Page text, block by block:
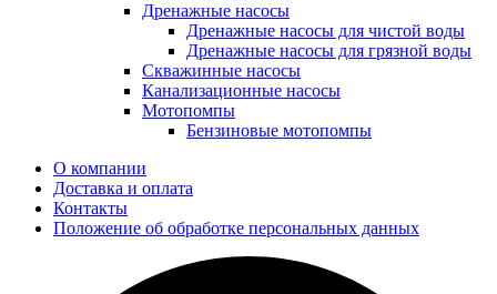
Дренажные насосы
Дренажные насосы для чистой воды
Дренажные насосы для грязной воды
Скважинные насосы
Канализационные насосы
Мотопомпы
Бензиновые мотопомпы
О компании
Доставка и оплата
Контакты
Положение об обработке персональных данных